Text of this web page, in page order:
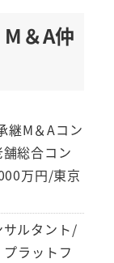
＆A仲
継M＆Aコン
総合コン
万円/東京
サルタント/
ラットフ